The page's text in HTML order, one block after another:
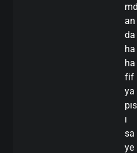
md
an
da
ha
ha
fif
ya
pıs
ı
sa
ye